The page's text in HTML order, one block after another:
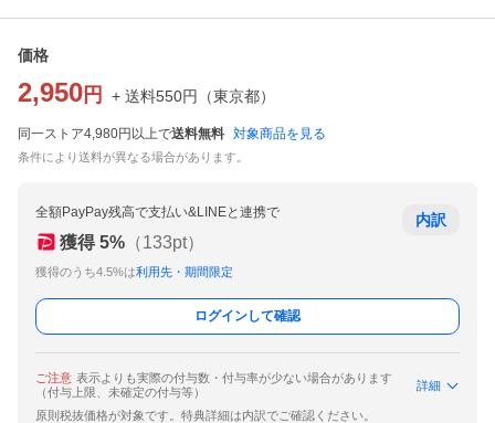
価格
2,950 円 + 送料550円 （東京都）
同一ストア4,980円以上で送料無料 対象商品を見る
条件により送料が異なる場合があります。
全額PayPay残高で支払い&LINEと連携で
獲得 5% （133pt）
獲得のうち4.5%は利用先・期間限定
内訳
ログインして確認
ご注意 表示よりも実際の付与数・付与率が少ない場合があります
（付与上限、未確定の付与等）
詳細
原則税抜価格が対象です。特典詳細は内訳でご確認ください。